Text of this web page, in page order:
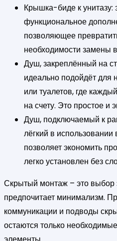
Крышка-биде к унитазу:
функциональное
позволяющее
необходимости замены
Душ, закреплённый на
идеально подойдёт для
или туалетов, где
на счету. Это простое и
Душ, подключаемый к
лёгкий в использовании
позволяет экономить
легко установлен без
Скрытый монтаж – это выбор
предпочитает минимализм.
коммуникации и подводы
остаются только